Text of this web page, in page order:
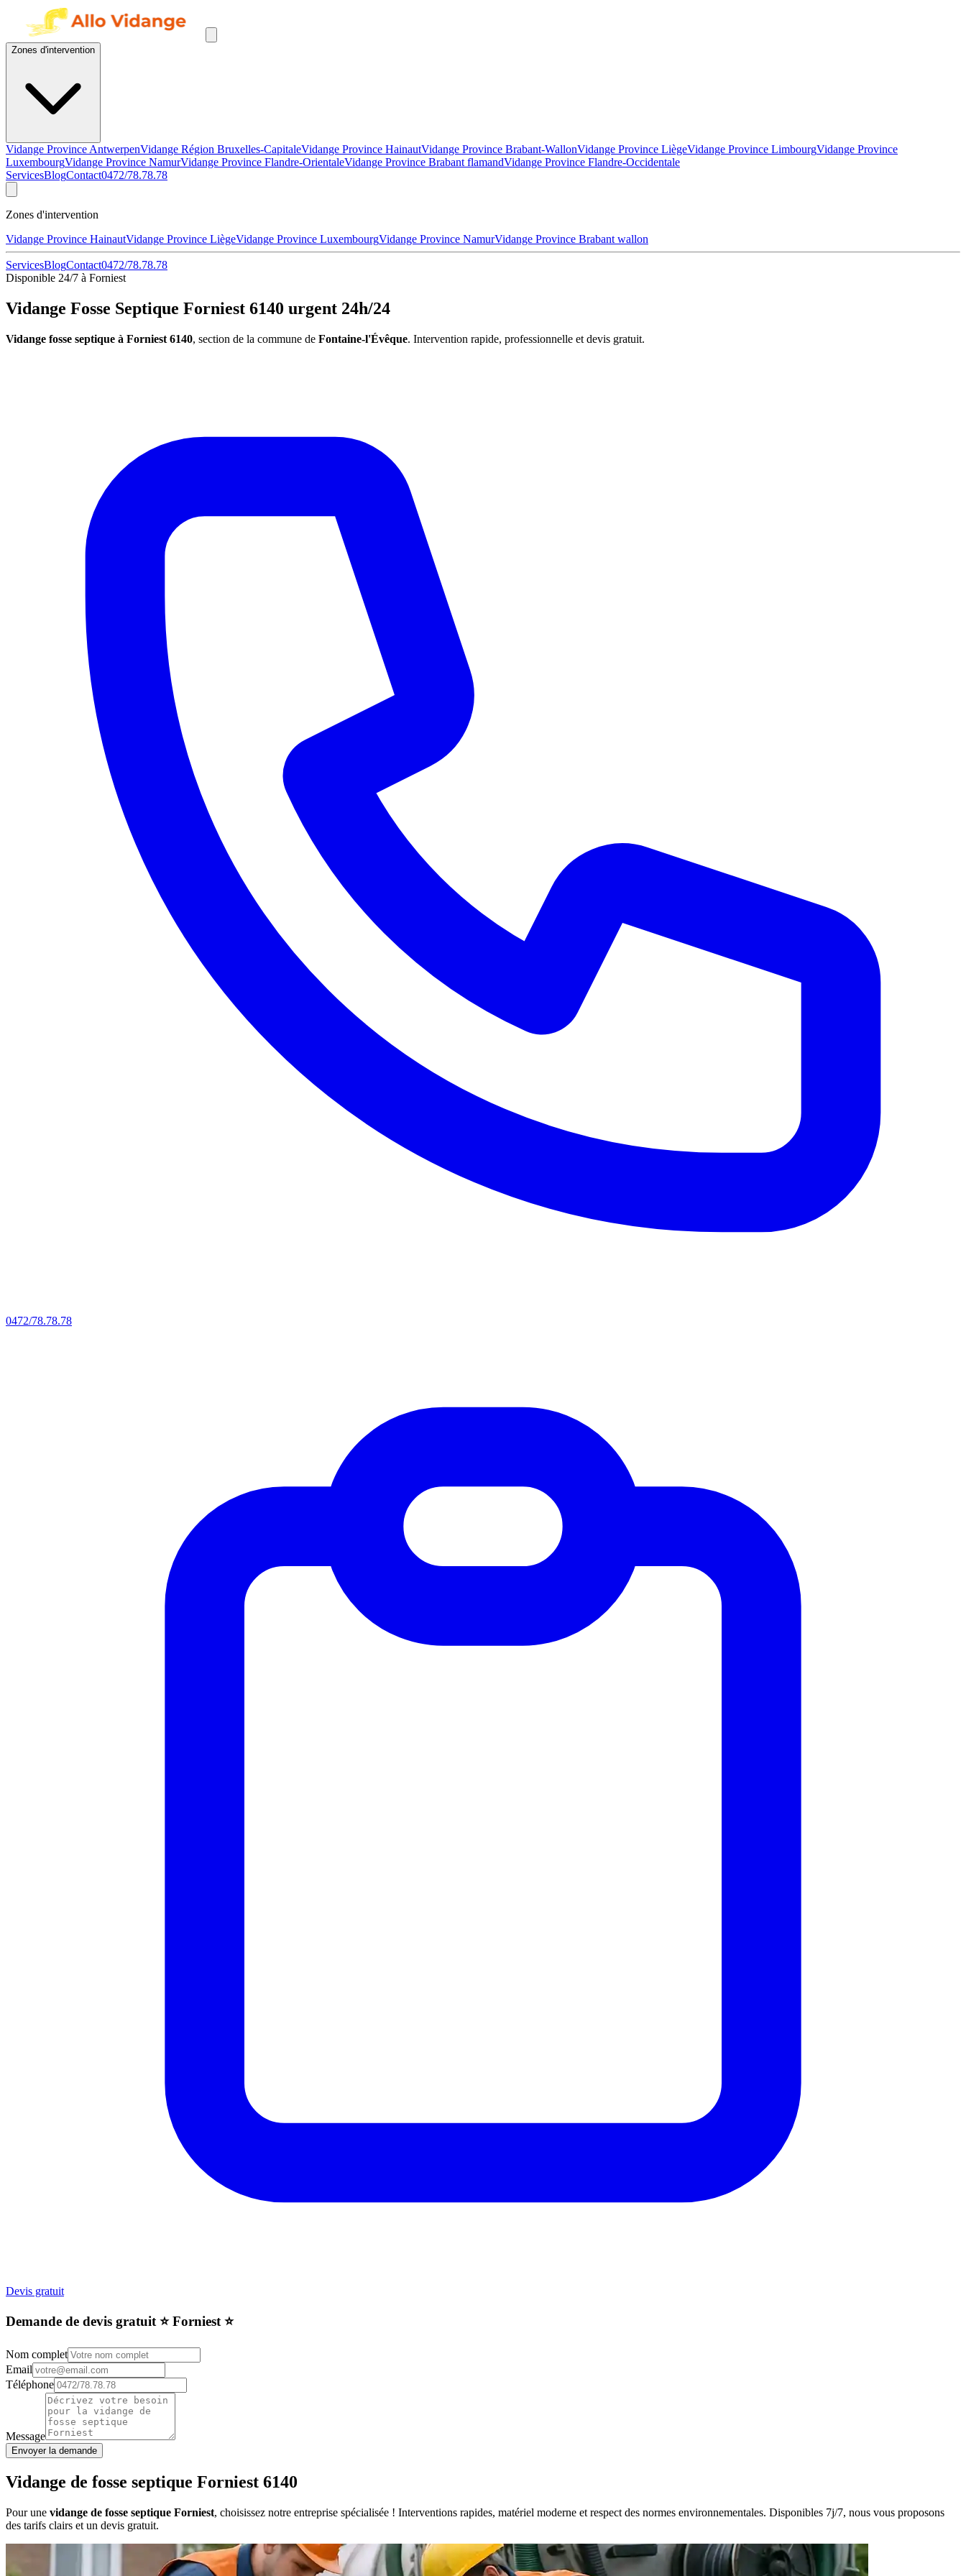
Zones d'intervention
Vidange Province AntwerpenVidange Région Bruxelles-CapitaleVidange Province HainautVidange Province Brabant-WallonVidange Province LiègeVidange Province LimbourgVidange Province
LuxembourgVidange Province NamurVidange Province Flandre-OrientaleVidange Province Brabant flamandVidange Province Flandre-Occidentale
ServicesBlogContact0472/78.78.78
Zones d'intervention
Vidange Province HainautVidange Province LiègeVidange Province LuxembourgVidange Province NamurVidange Province Brabant wallon
ServicesBlogContact0472/78.78.78
Disponible 24/7 à Forniest
Vidange Fosse Septique Forniest 6140 urgent 24h/24
Vidange fosse septique à Forniest 6140, section de la commune de Fontaine-l'Évêque. Intervention rapide, professionnelle et devis gratuit.
0472/78.78.78
Devis gratuit
Demande de devis gratuit ⭐️ Forniest ⭐️
Nom complet
Email
Téléphone
Message
Envoyer la demande
Vidange de fosse septique Forniest 6140
Pour une vidange de fosse septique Forniest, choisissez notre entreprise spécialisée ! Interventions rapides, matériel moderne et respect des normes environnementales. Disponibles 7j/7, nous vous proposons
des tarifs clairs et un devis gratuit.